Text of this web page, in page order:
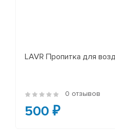
LAVR Пропитка для
0 отзывов
500 ₽